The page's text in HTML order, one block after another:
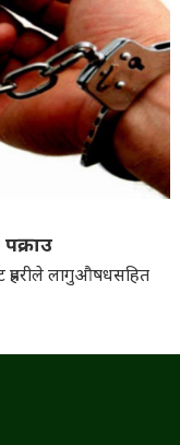
लागुऔषधसहित